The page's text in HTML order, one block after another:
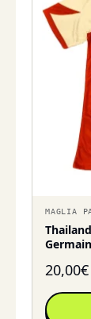
MAGLIA
20,00€